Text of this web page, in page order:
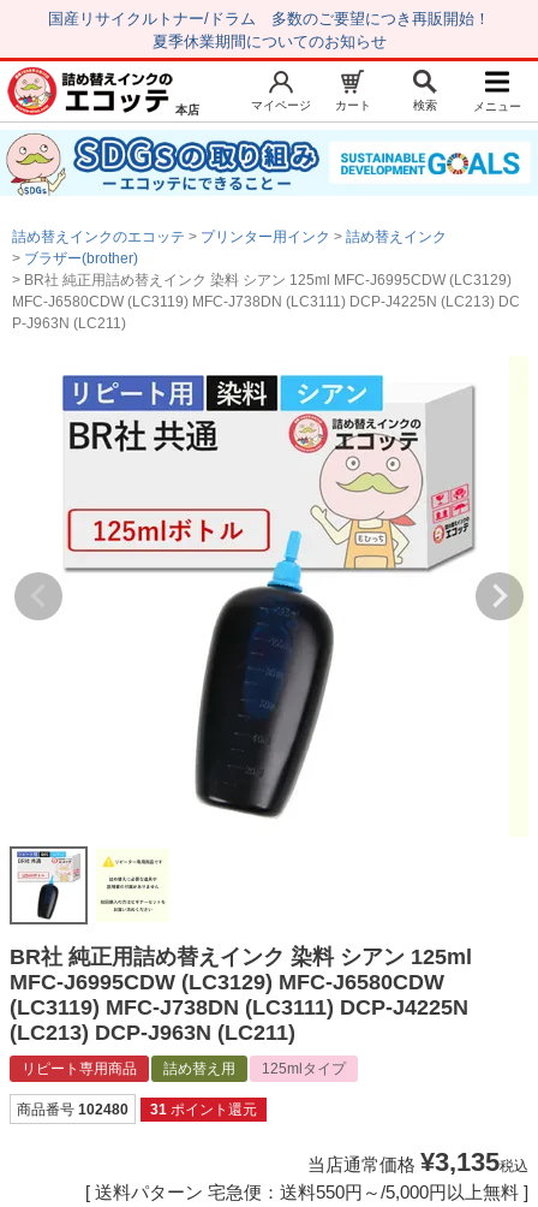
国産リサイクルトナー/ドラム 多数のご要望につき再販開始！
夏季休業期間についてのお知らせ
新規会員登録 マイページ
トップページ お気に入り
注文履歴 レビュー履歴
はじめての方へ
初心者用セット
キャノンインク
ブラザーインク
詰め替えインク
互換インクボトル
互換インクカートリッジ
再生インクカートリッジ
ご利用ガイド
よくある質問
お問い合わせ
会員専用商品
説明書ダウンロード
本店 マイページ カート 検索 メニュー
詰め替えインクのエコッテ プリンター用インク
詰め替えインク
ブラザー(brother)
BR社 純正用詰め替えインク 染料 シアン 125ml MFC-J6995CDW (LC3129)
MFC-J6580CDW (LC3119) MFC-J738DN (LC3111) DCP-J4225N (LC213) DC
P-J963N (LC211)
BR社 純正用詰め替えインク 染料 シアン 125ml
MFC-J6995CDW (LC3129) MFC-J6580CDW
(LC3119) MFC-J738DN (LC3111) DCP-J4225N
(LC213) DCP-J963N (LC211)
リピート専用商品 詰め替え用 125mlタイプ
商品番号 102480 31 ポイント還元
当店通常価格 ¥3,135税込
送料パターン 宅急便：送料550円～/5,000円以上無料